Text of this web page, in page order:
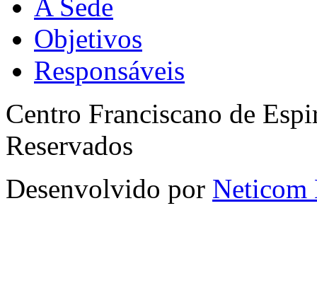
A Sede
Objetivos
Responsáveis
Centro Franciscano de
Reservados
Desenvolvido por Neticom